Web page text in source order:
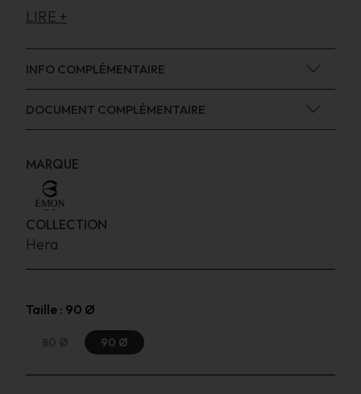
LIRE +
INFO COMPLÉMENTAIRE
DOCUMENT COMPLÉMENTAIRE
MARQUE
COLLECTION
Hera
Taille : 90 Ø
80 Ø 90 Ø